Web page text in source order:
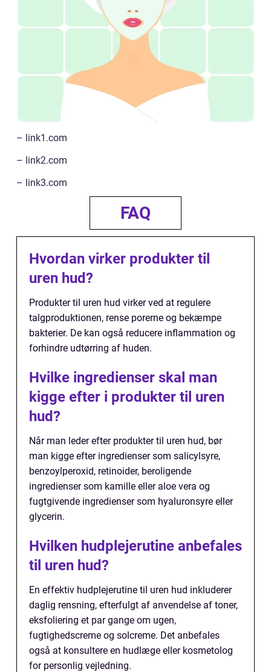
– link1.com
– link2.com
– link3.com
FAQ
Hvordan virker produkter til
uren hud?
Produkter til uren hud virker ved at regulere
talgproduktionen, rense porerne og bekæmpe
bakterier. De kan også reducere inflammation og
forhindre udtørring af huden.
Hvilke ingredienser skal man
kigge efter i produkter til uren
hud?
Når man leder efter produkter til uren hud, bør
man kigge efter ingredienser som salicylsyre,
benzoylperoxid, retinoider, beroligende
ingredienser som kamille eller aloe vera og
fugtgivende ingredienser som hyaluronsyre eller
glycerin.
Hvilken hudplejerutine anbefales
til uren hud?
En effektiv hudplejerutine til uren hud inkluderer
daglig rensning, efterfulgt af anvendelse af toner,
eksfoliering et par gange om ugen,
fugtighedscreme og solcreme. Det anbefales
også at konsultere en hudlæge eller kosmetolog
for personlig vejledning.